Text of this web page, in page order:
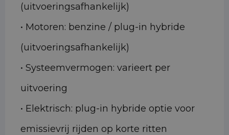
(uitvoeringsafhankelijk)
• Motoren: benzine / plug-in hybride
(uitvoeringsafhankelijk)
• Systeemvermogen: varieert per
uitvoering
• Elektrisch: plug-in hybride optie voor
emissievrij rijden op korte ritten